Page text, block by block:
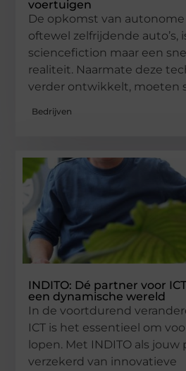
voertuigen
De opkomst van
oftewel zelfrijdende auto’s,
sciencefiction maar een
realiteit. Naarmate deze
verder ontwikkelt, moeten
Bedrijven
INDITO: Dé partner voor
een dynamische wereld
In de voortdurend
ICT is het essentieel om
lopen. Met INDITO als
verzekerd van innovatieve